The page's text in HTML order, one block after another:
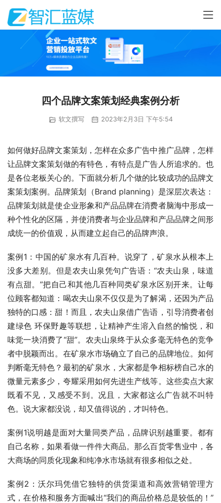
四个品牌文案策划经典案例分析
软文撰写 2023年2月3日 下午5:54
如何做好品牌文案策划，怎样在众多广告中推广品牌，怎样
让品牌文案策划做的有特色，有特点是广告人所追求的。也
是各位老板关心的。下面就分析几个做的比较成功的品牌文
案策划案例。品牌策划（Brand planning）是深层次表达：
品牌策划就是使企业形象和产品品牌在消费者脑海中形成一
种个性化的区隔，并使消费者与企业品牌和产品品牌之间形
成统一的价值观，从而建立起自己的品牌声浪。
案例1：中国的矿泉水有几百种。说穿了，矿泉水从根本上
没多大差别。但是农夫山泉凭句广告语：“农夫山泉，味道
有点甜。”把自己和其他几百种同类矿泉水区别开来。让每
位顾客都知道：喝农夫山泉不仅仅是为了解渴，还因为产品
独特的口感：甜！而且，农夫山泉借广告语，引导消费者创
建绿色 环保野趣等联想，让精神产生溶入自然的愉悦，和
味觉一块消费了“甜”。农夫山泉终于从众多毫无特色的竞争
者中脱颖而出。在矿泉水市场确立了自己的品牌地位。如何
判断毫无特色？最初的矿泉水，大家都是争相标榜自己水的
微量元素多少，夸耀采用如何先进生产线等。这些卖点大家
既看不见，又感受不到。况且，大家都这么广告就不叫特
色。说大家都没说，却又值得说的，才叫特色。
案例1说明越是面对大量同类产品，品牌识别越重要。都有
自己名称，如果看做一件件大商品。那么百货零售业中，各
大商场的同质化现象和纯净水市场就有很多相似之处。
案例2：沃尔玛凭借它独特的供货渠道和高效营销管理方
式，在价格和服务方面喊出“我们的商品价格总是较低的！”